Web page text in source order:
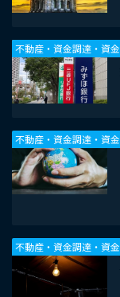
不動産・資金調達・資
不動産・資金調達・資
不動産・資金調達・資